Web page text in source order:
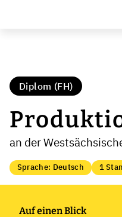
Diplom (FH)
an der
Sprache: Deutsch 1
Auf einen Blick